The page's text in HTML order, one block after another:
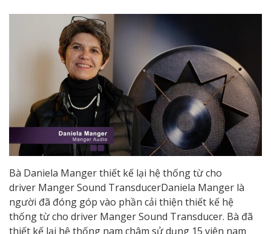
Bà Daniela Manger thiết kế lại hệ thống từ cho
driver Manger Sound TransducerDaniela Manger là
người đã đóng góp vào phần cải thiện thiết kế hệ
thống từ cho driver Manger Sound Transducer. Bà đã
thiết kế lại hệ thống nam châm sử dụng 15 viên nam